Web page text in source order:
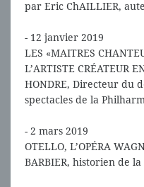
par Eric ChAILLIER,
- 12 janvier 2019
LES «MAITRES
L’ARTISTE CRÉATEUR
HONDRE, Directeur du
spectacles de la
- 2 mars 2019
OTELLO, L’OPÉRA
BARBIER, historien de